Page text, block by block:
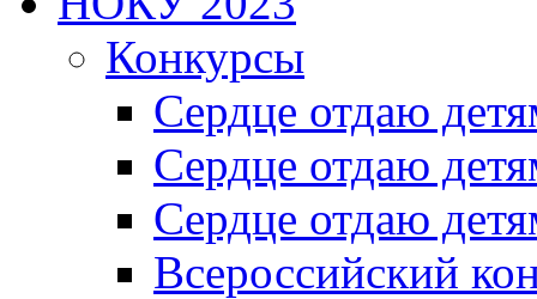
Конкурсы
Сердце отдаю
Сердце отдаю
Сердце отдаю
Всероссийский